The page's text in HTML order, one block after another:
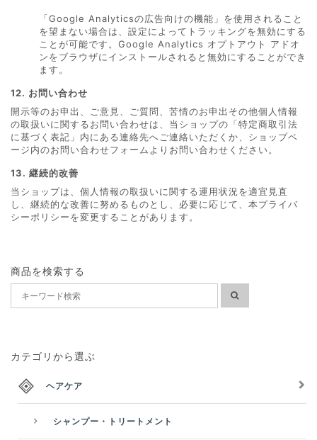
「Google Analyticsの広告向けの機能」を使用されること
を望まない場合は、設定によってトラッキングを無効にする
ことが可能です。Google Analytics オプトアウト アドオ
ンをブラウザにインストールされると無効にすることができ
ます。
12. お問い合わせ
開示等のお申出、ご意見、ご質問、苦情のお申出その他個人情報
の取扱いに関するお問い合わせは、当ショップの「特定商取引法
に基づく表記」内にある連絡先へご連絡いただくか、ショップペ
ージ内のお問い合わせフォームよりお問い合わせください。
13. 継続的改善
当ショップは、個人情報の取扱いに関する運用状況を適宜見直
し、継続的な改善に努めるものとし、必要に応じて、本プライバ
シーポリシーを変更することがあります。
商品を検索する
カテゴリから選ぶ
ヘアケア
シャンプー・トリートメント